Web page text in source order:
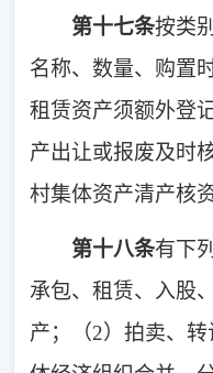
第十七条按类
名称、数量、 购置
租赁资产须额外登
产出让或报废及时
村集体资产清产核
第十八条有下
承包、租赁、入股
产；（2）拍卖、